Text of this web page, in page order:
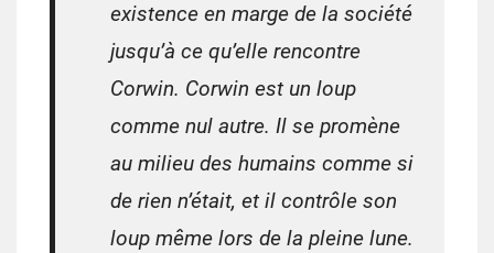
existence en marge de la société
jusqu’à ce qu’elle rencontre
Corwin. Corwin est un loup
comme nul autre. Il se promène
au milieu des humains comme si
de rien n’était, et il contrôle son
loup même lors de la pleine lune.